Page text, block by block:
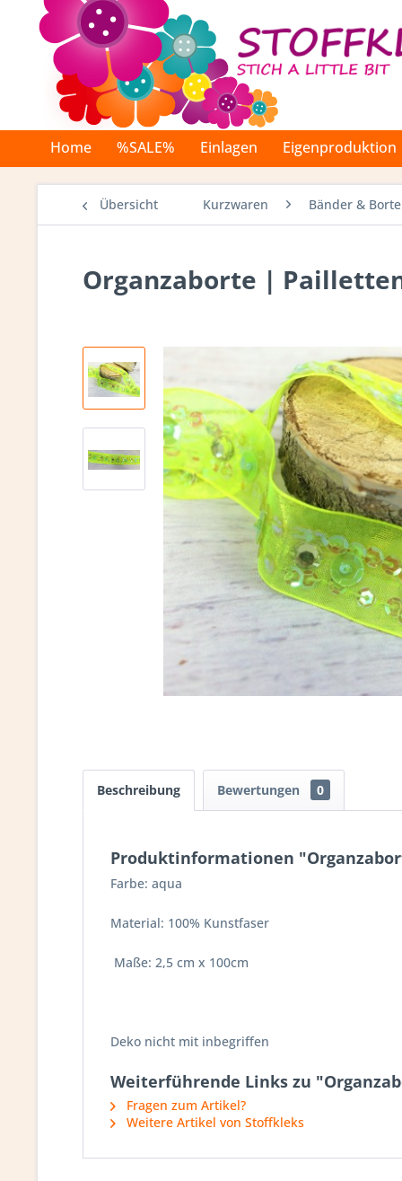
Home %SALE% Einlagen Eigenproduktion
Übersicht Kurzwaren Bänder &
Organzaborte |
Beschreibung Bewertungen 0
Produktinformationen
Farbe: aqua
Material: 100% Kunstfaser
Maße: 2,5 cm x 100cm
Deko nicht mit inbegriffen
Weiterführende Links zu
Fragen zum Artikel?
Weitere Artikel von Stoffkleks